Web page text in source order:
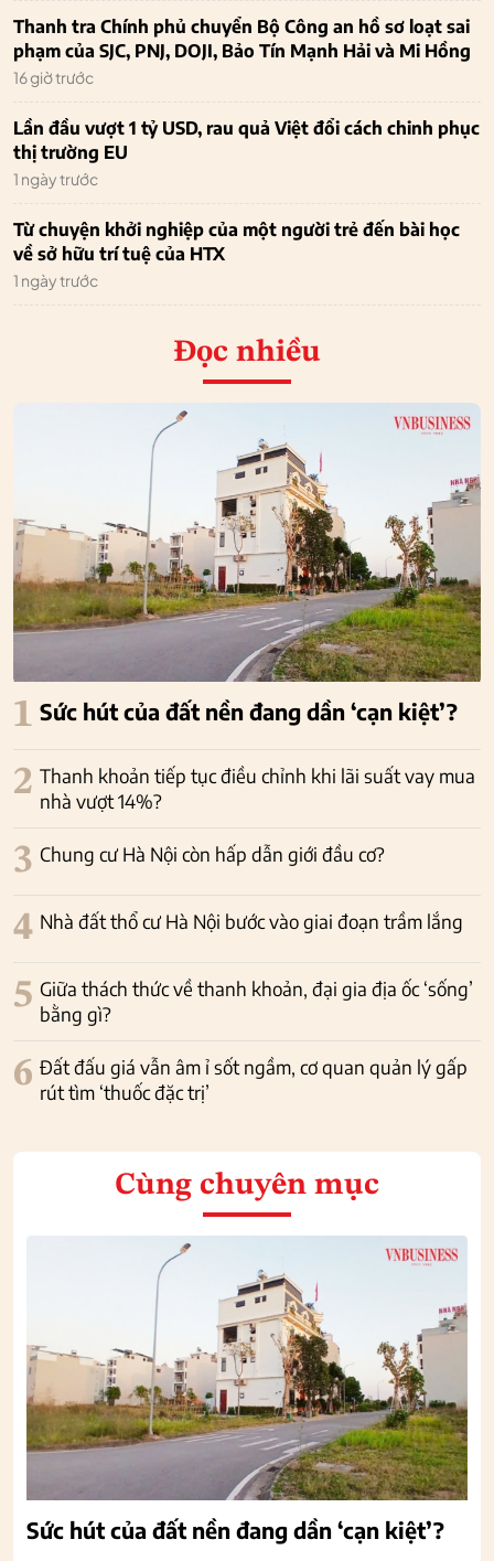
Thanh tra Chính phủ chuyển Bộ Công an hồ sơ loạt sai
phạm của SJC, PNJ, DOJI, Bảo Tín Mạnh Hải và Mi Hồng
16 giờ trước
Lần đầu vượt 1 tỷ USD, rau quả Việt đổi cách chinh phục
thị trường EU
1 ngày trước
Từ chuyện khởi nghiệp của một người trẻ đến bài học
về sở hữu trí tuệ của HTX
1 ngày trước
Đọc nhiều
1 Sức hút của đất nền đang dần ‘cạn kiệt’?
2 Thanh khoản tiếp tục điều chỉnh khi lãi suất vay mua
nhà vượt 14%?
3 Chung cư Hà Nội còn hấp dẫn giới đầu cơ?
4 Nhà đất thổ cư Hà Nội bước vào giai đoạn trầm lắng
5 Giữa thách thức về thanh khoản, đại gia địa ốc ‘sống’
bằng gì?
6 Đất đấu giá vẫn âm ỉ sốt ngầm, cơ quan quản lý gấp
rút tìm ‘thuốc đặc trị’
Cùng chuyên mục
Sức hút của đất nền đang dần ‘cạn kiệt’?